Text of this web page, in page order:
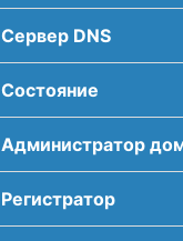
Сервер DNS
Соcтояние
Администратор
Регистратор